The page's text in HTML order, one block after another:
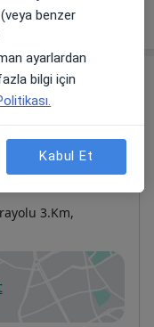
3.Km,
açılır
benzer
ayarlardan
bilgi için
Kabul Et